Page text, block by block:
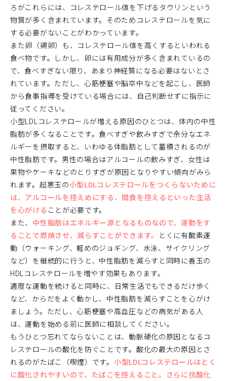
ろがこれらには、コレステロール値を下げるタウリンという
物質が多く含まれています。そのためコレステロールを気に
する必要がないことがわかっています。
また卵（鶏卵）も、コレステロール値を高くするといわれる
食べ物です。しかし、卵には有用成分が多く含まれているの
で、食べすぎない限り、あまり神経質になる必要はないとさ
れています。ただし、心筋梗塞や脳卒中などを起こし、医師
から食事指導を受けている場合には、自己判断せずに指示に
従ってください。
小型LDLコレステロールが増える原因のひとつは、体内の中性
脂肪が多くなることです。食べすぎや飲みすぎで余分なエネ
ルギーを摂取すると、いわゆる体脂肪として蓄積されるのが
中性脂肪です。男性の場合はアルコールの飲みすぎ、女性は
果物やケーキなどのとりすぎが原因となりやすい傾向がみら
れます。超悪玉の小型LDLコレステロールをつくらないために
は、アルコールを控えめにする、間食を控えるといった生活
を心がける ことが必要です。
また、 中性脂肪はエネルギー源となるものなので、運動をす
ることで燃焼させ、減らすことができます。
とくに有酸素運
動（ウォーキング、軽めのジョギング、水泳、サイクリング
など）を継続的に行うと、中性脂肪を減らすと同時に善玉の
HDLコレステロールを増やす効果もあります。
適度な運動を続けると同時に、日常生活でもできるだけ歩く
など、からだをよく動かし、中性脂肪を減らすことを心がけ
ましょう。ただし、心筋梗塞や高血圧などの病気がある人
は、運動を始める前に医師に相談してください。
もうひとつ忘れてならないことは、動脈硬化の原因となるコ
レステロールの酸化を防ぐことです。酸化の最大の原因とさ
れるのがたばこ（喫煙）です。 小型LDLコレステロールはとく
に酸化されやすいので、たばこを控えること。さらに抗酸化